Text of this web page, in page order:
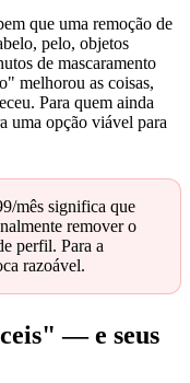
que uma remoção de
pelo, objetos
de mascaramento
melhorou as coisas,
Para quem ainda
uma opção viável para
mês significa que
remover o
perfil. Para a
razoável.
— e seus